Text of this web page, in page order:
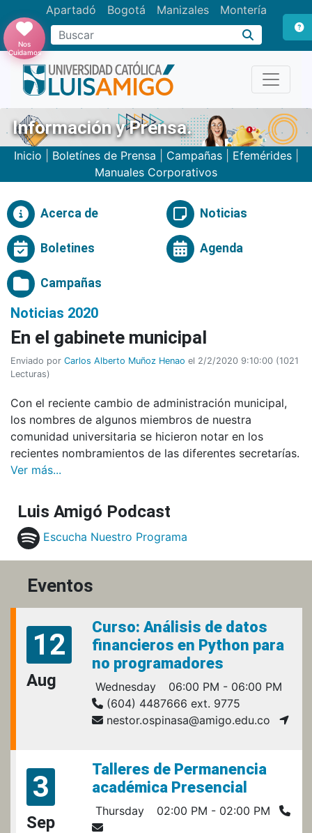
Apartadó Bogotá Manizales Montería
Buscar
Nos
Cuidamos
Información y Prensa.
Inicio Boletínes de Prensa Campañas| Efemérides|
Manuales Corporativos
Acerca de Noticias
Boletines Agenda
Campañas
Noticias 2020
En el gabinete municipal
Enviado por Carlos Alberto Muñoz Henao el 2/2/2020 9:10:00 (1021
Lecturas)
Con el reciente cambio de administración municipal,
los nombres de algunos miembros de nuestra
comunidad universitaria se hicieron notar en los
recientes nombramientos de las diferentes secretarías.
Ver más...
Luis Amigó Podcast
Escucha Nuestro Programa
Eventos
12
Aug
Curso: Análisis de datos
financieros en Python para
no programadores
Wednesday
06:00 PM - 06:00 PM
(604) 4487666 ext. 9775
nestor.ospinasa@amigo.edu.co
3
Sep
Talleres de Permanencia
académica Presencial
Thursday 02:00 PM - 02:00 PM